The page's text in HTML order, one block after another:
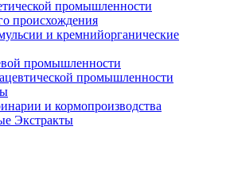
промышленности
происхождения
и кремнийорганические
промышленности
промышленности
и кормопроизводства
Экстракты